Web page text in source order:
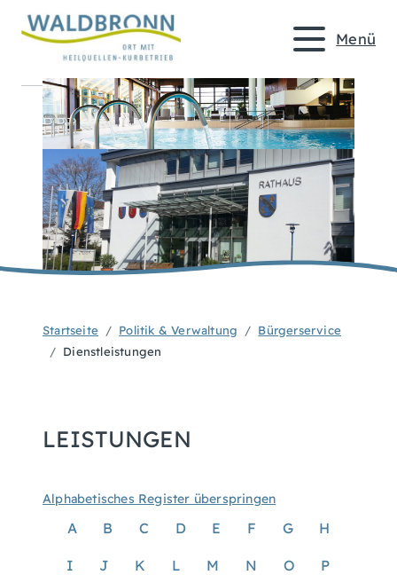
Menü
Startseite Politik & Verwaltung
Bürgerservice
Dienstleistungen
LEISTUNGEN
Alphabetisches Register überspringen
A B C D E F G H
I J K L M N O P